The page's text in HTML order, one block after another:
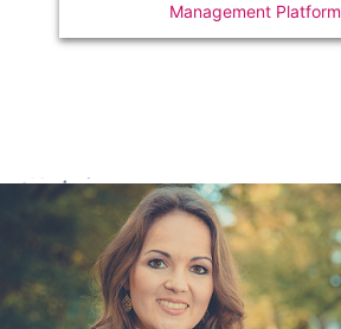
Management Platform